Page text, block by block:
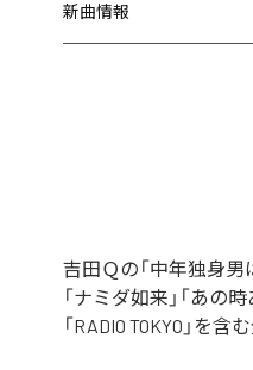
新曲情報
吉田Ｑの「中年独身
「ナミダ如来」「あの
「RADIO TOKYO」を